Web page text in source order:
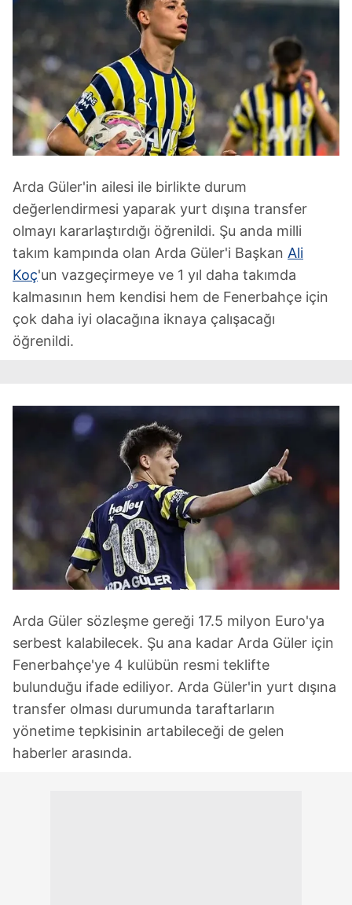
Arda Güler'in ailesi ile birlikte durum
değerlendirmesi yaparak yurt dışına transfer
olmayı kararlaştırdığı öğrenildi. Şu anda milli
takım kampında olan Arda Güler'i Başkan Ali
Koç'un vazgeçirmeye ve 1 yıl daha takımda
kalmasının hem kendisi hem de Fenerbahçe için
çok daha iyi olacağına iknaya çalışacağı
öğrenildi.
Arda Güler sözleşme gereği 17.5 milyon Euro'ya
serbest kalabilecek. Şu ana kadar Arda Güler için
Fenerbahçe'ye 4 kulübün resmi teklifte
bulunduğu ifade ediliyor. Arda Güler'in yurt dışına
transfer olması durumunda taraftarların
yönetime tepkisinin artabileceği de gelen
haberler arasında.